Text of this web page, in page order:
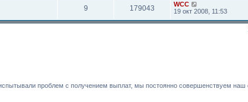
9 179043
WCC
19 окт 2008, 11:53
проблем с получением выплат, мы постоянно совершенствуем